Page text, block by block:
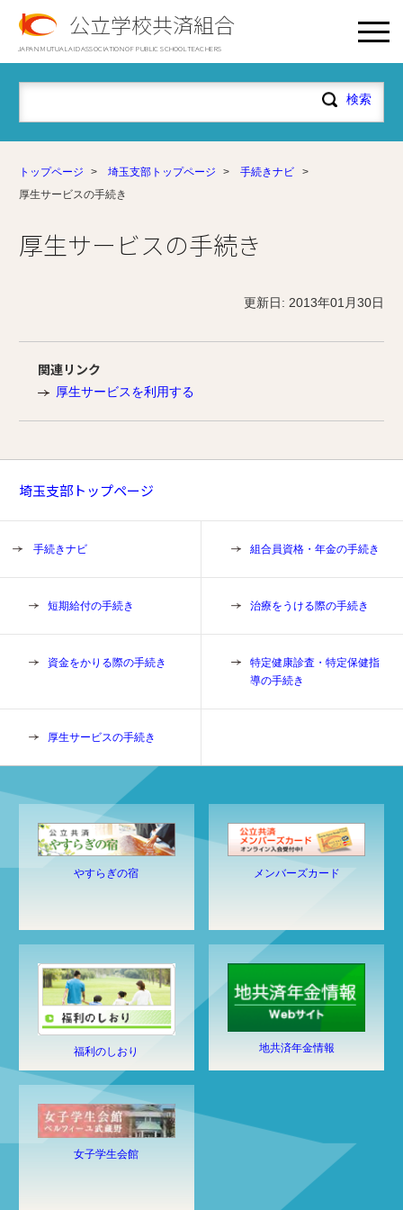
公立学校共済組合
JAPAN MUTUAL AID ASSOCIATION OF PUBLIC SCHOOL TEACHERS
トップページ > 埼玉支部トップページ > 手続きナビ
>
厚生サービスの手続き
厚生サービスの手続き
更新日: 2013年01月30日
関連リンク
厚生サービスを利用する
埼玉支部トップページ
手続きナビ 組合員資格・年金の手続き
短期給付の手続き 治療をうける際の手続き
資金をかりる際の手続き
特定健康診査・特定保健指
導の手続き
厚生サービスの手続き
やすらぎの宿 メンバーズカード
福利のしおり 地共済年金情報
女子学生会館